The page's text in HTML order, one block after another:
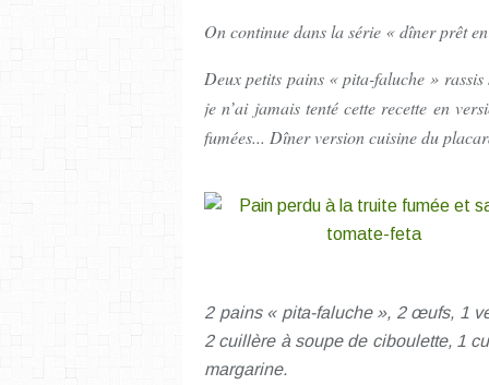
On continue dans la série « dîner prêt
Deux petits pains « pita-faluche »
je n’ai jamais tenté cette recette en
fumées... Dîner version cuisine du
2 pains « pita-faluche », 2 œufs, 1
2 cuillère à soupe de ciboulette, 1
margarine.